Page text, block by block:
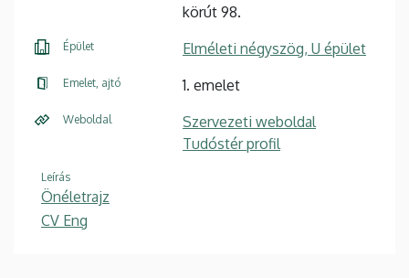
körút 98.
Épület Elméleti négyszög, U épület
Emelet, ajtó 1. emelet
Weboldal
Szervezeti weboldal
Tudóstér profil
Leírás
Önéletrajz
CV Eng